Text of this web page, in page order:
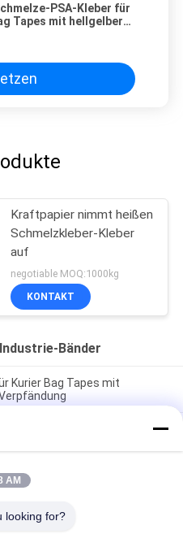
PSA-Kleber für
Tapes mit hellgelber
Kraftpapier nimmt heißen
Schmelzkleber-Kleber
auf
negotiable MOQ:1000kg
KONTAKT
Bänder
Kurier Bag Tapes mit
Schmelzkleber für
Kleber für doppeltes mit
Schaum-Band-
AM
looking for?